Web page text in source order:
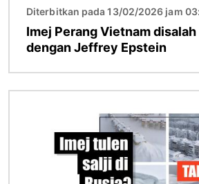
Diterbitkan pada 13/02/2026 jam
Imej Perang Vietnam
dengan Jeffrey Epstein